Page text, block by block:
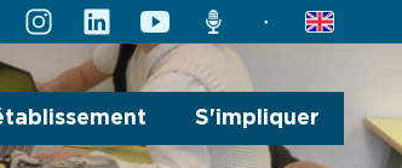
instagramlinkedinyoutuberadio english
S'impliquer